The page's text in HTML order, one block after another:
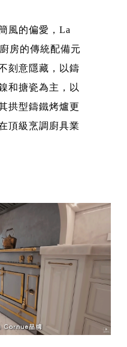
風的偏愛，La
房的傳統配備元
刻意隱藏，以鑄
和搪瓷為主，以
拱型鑄鐵烤爐更
頂級烹調廚具業